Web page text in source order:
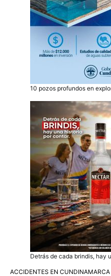
10 pozos profundos en
Detrás de cada brindis, hay
ACCIDENTES EN